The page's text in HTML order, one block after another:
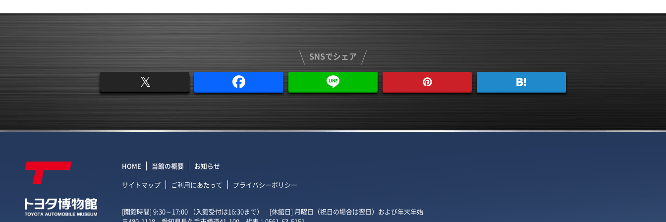
SNSでシェア
HOME 当館の概要
お知らせ
サイトマップ
ご利用にあたって プライバシーポリシー
[開館時間] 9:30～17:00 （入館受付は16:30まで） [休館日] 月曜日（祝日の場合は翌日）および年末年始